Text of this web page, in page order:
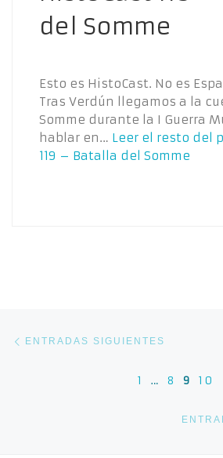
del Somme
Esto es HistoCast. No es
Tras Verdún llegamos a la
Somme durante la I Guerra
hablar en… Leer el resto del
119 – Batalla del Somme
Navegación de
ENTRADAS SIGUIENTES
1 … 8 9 10